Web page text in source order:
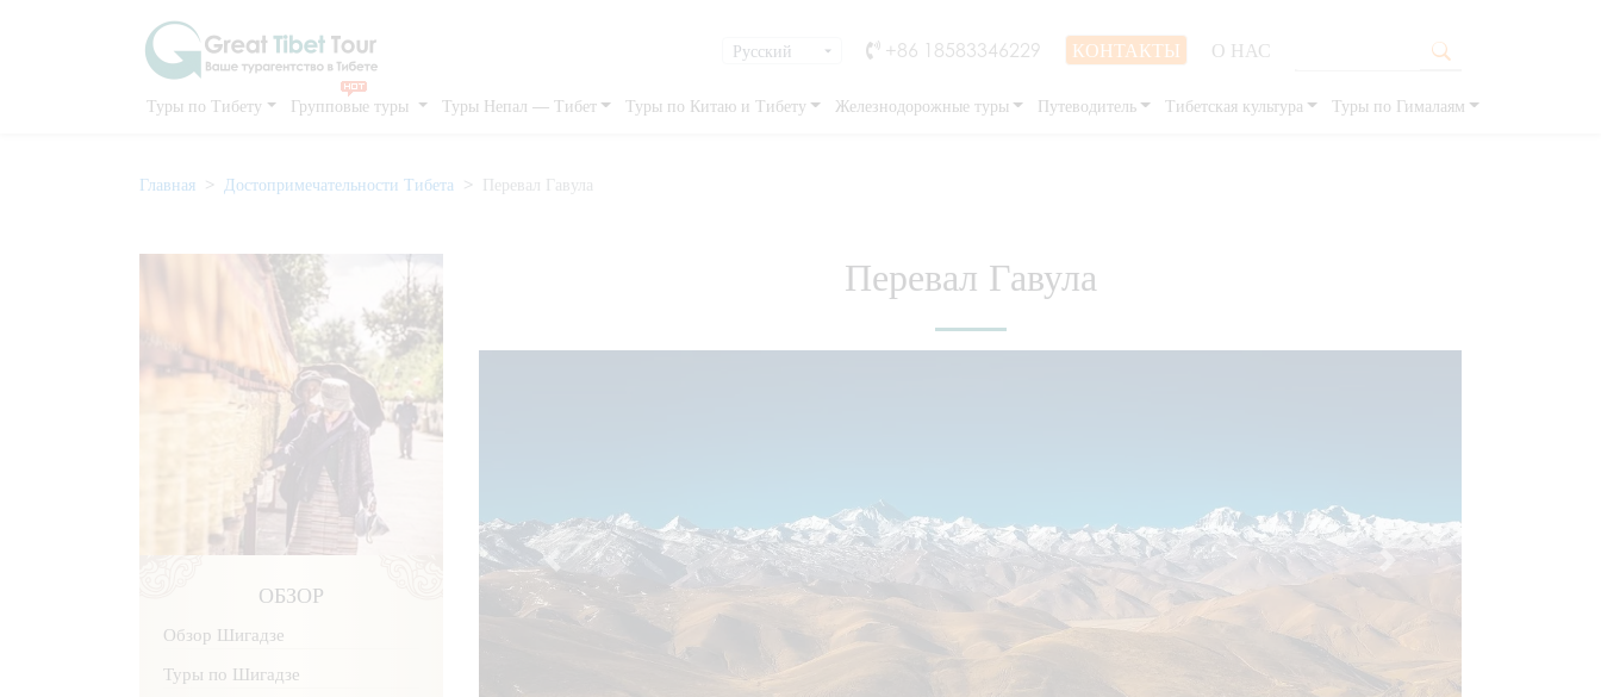
+86 18583346229 КОНТАКТЫ О НАС
Туры по Тибету Групповые туры Туры Непал — Тибет Туры по Китаю и Тибету Железнодорожные туры Путеводитель Тибетская культура Туры по Гималаям
Главная Достопримечательности Тибета Перевал Гавула
ОБЗОР
Обзор Шигадзе
Туры по Шигадзе
Перевал Гавула